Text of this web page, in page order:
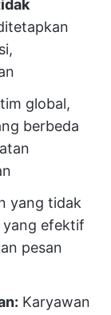
global,
berbeda
yang tidak
yang efektif
pesan
Karyawan